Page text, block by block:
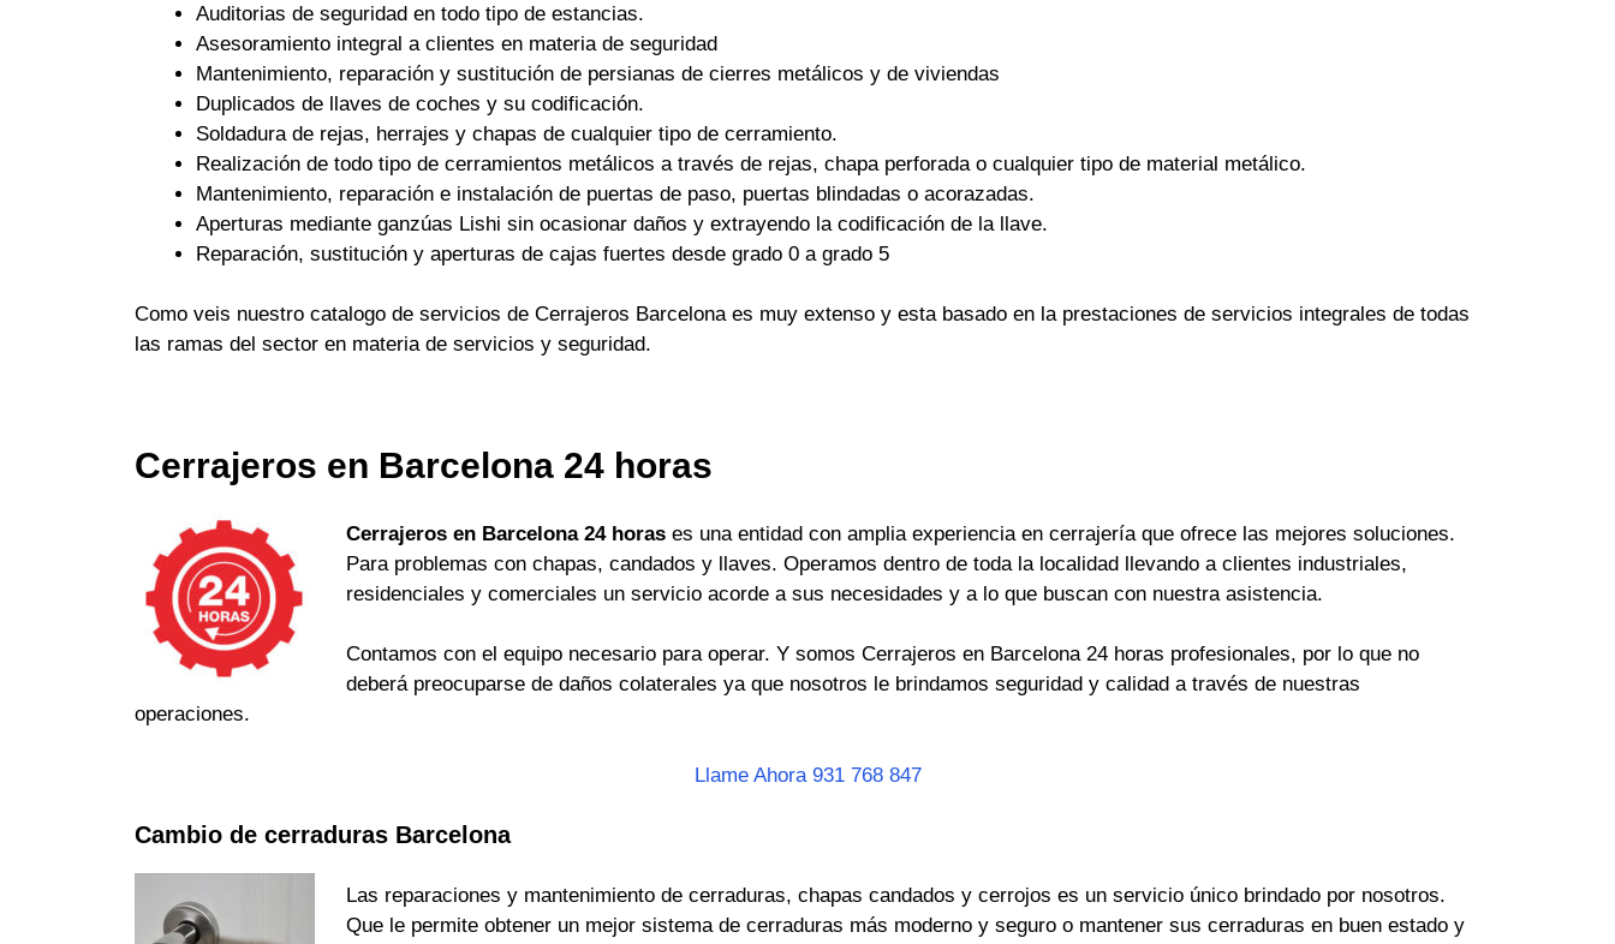
Auditorias de seguridad en todo tipo de estancias.
Asesoramiento integral a clientes en materia de seguridad
Mantenimiento, reparación y sustitución de persianas de cierres metálicos y de viviendas
Duplicados de llaves de coches y su codificación.
Soldadura de rejas, herrajes y chapas de cualquier tipo de cerramiento.
Realización de todo tipo de cerramientos metálicos a través de rejas, chapa perforada o cualquier tipo de material metálico.
Mantenimiento, reparación e instalación de puertas de paso, puertas blindadas o acorazadas.
Aperturas mediante ganzúas Lishi sin ocasionar daños y extrayendo la codificación de la llave.
Reparación, sustitución y aperturas de cajas fuertes desde grado 0 a grado 5
Como veis nuestro catalogo de servicios de Cerrajeros Barcelona es muy extenso y esta basado en la prestaciones de servicios integrales de todas
las ramas del sector en materia de servicios y seguridad.
Cerrajeros en Barcelona 24 horas
Cerrajeros en Barcelona 24 horases una entidad con amplia experiencia en cerrajería que ofrece las mejores soluciones.
Para problemas con chapas, candados y llaves. Operamos dentro de toda la localidad llevando a clientes industriales,
residenciales y comerciales un servicio acorde a sus necesidades y a lo que buscan con nuestra asistencia.
Contamos con el equipo necesario para operar. Y somos Cerrajeros en Barcelona 24 horas profesionales, por lo que no
deberá preocuparse de daños colaterales ya que nosotros le brindamos seguridad y calidad a través de nuestras
operaciones.
Llame Ahora 931 768 847
Cambio de cerraduras Barcelona
Las reparaciones y mantenimiento de cerraduras, chapas candados y cerrojos es un servicio único brindado por nosotros.
Que le permite obtener un mejor sistema de cerraduras más moderno y seguro o mantener sus cerraduras en buen estado y